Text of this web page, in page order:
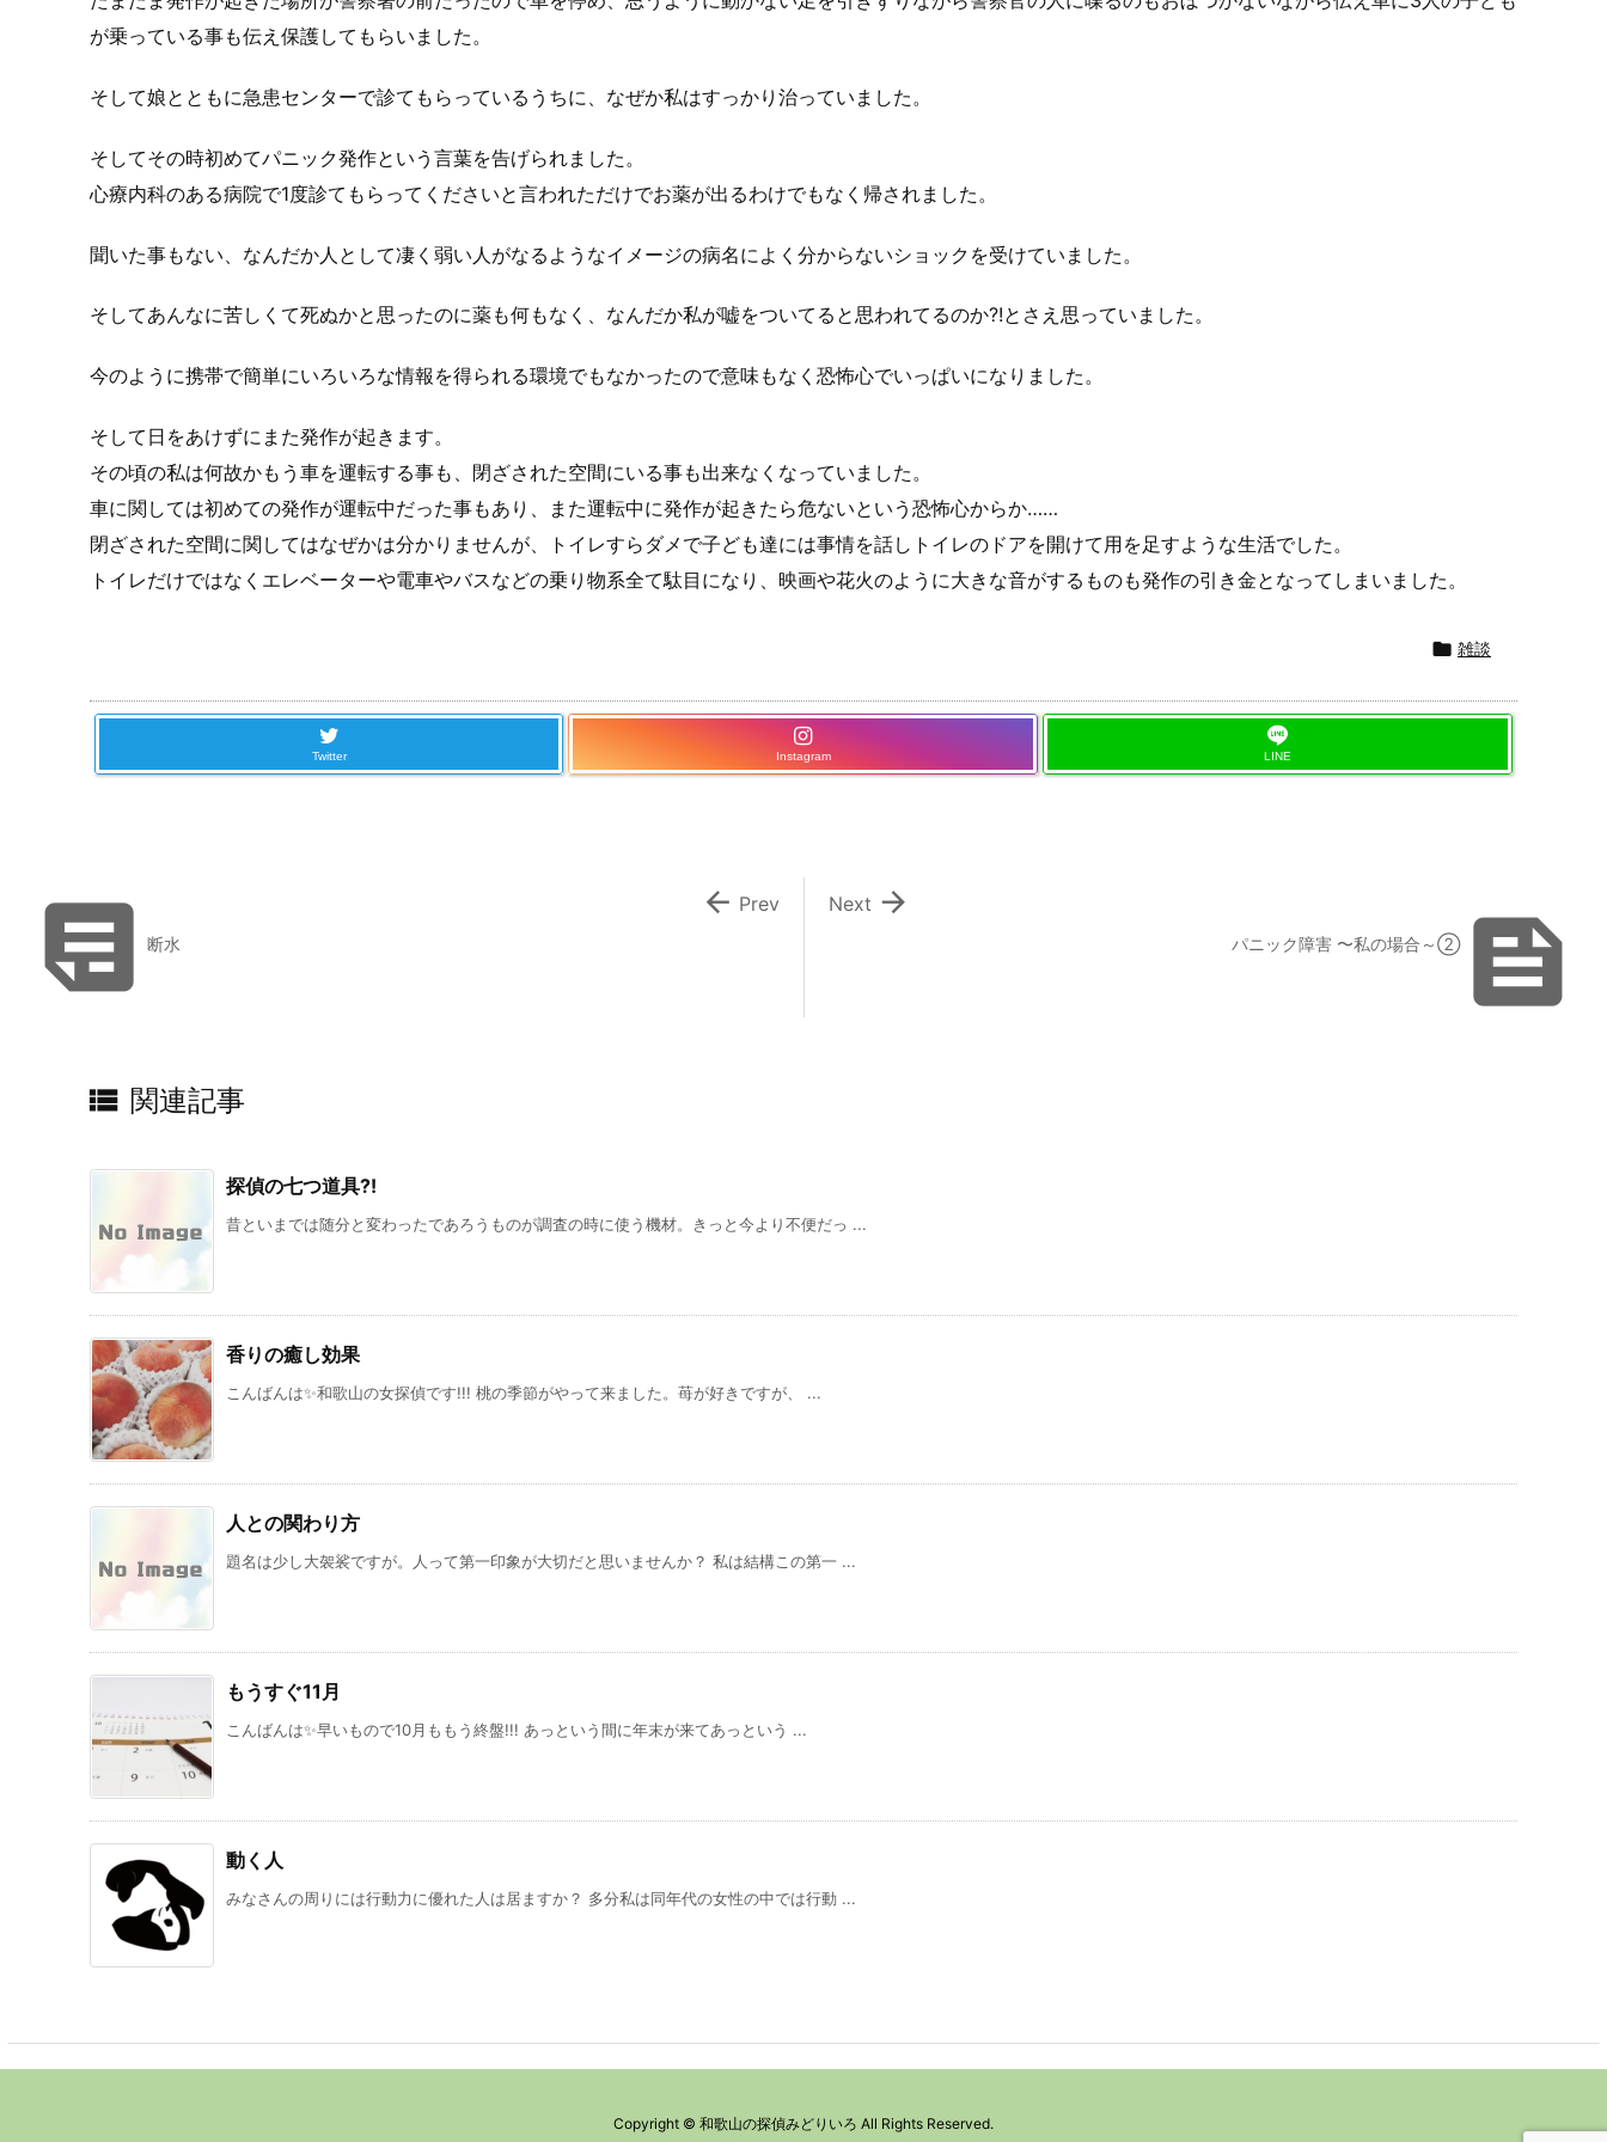
が乗っている事も伝え保護してもらいました。
そして娘とともに急患センターで診てもらっているうちに、なぜか私はすっかり治っていました。
そしてその時初めてパニック発作という言葉を告げられました。
心療内科のある病院で1度診てもらってくださいと言われただけでお薬が出るわけでもなく帰されました。
聞いた事もない、なんだか人として凄く弱い人がなるようなイメージの病名によく分からないショックを受けていました。
そしてあんなに苦しくて死ぬかと思ったのに薬も何もなく、なんだか私が嘘をついてると思われてるのか?!とさえ思っていました。
今のように携帯で簡単にいろいろな情報を得られる環境でもなかったので意味もなく恐怖心でいっぱいになりました。
そして日をあけずにまた発作が起きます。
その頃の私は何故かもう車を運転する事も、閉ざされた空間にいる事も出来なくなっていました。
車に関しては初めての発作が運転中だった事もあり、また運転中に発作が起きたら危ないという恐怖心からか……
閉ざされた空間に関してはなぜかは分かりませんが、トイレすらダメで子ども達には事情を話しトイレのドアを開けて用を足すような生活でした。
トイレだけではなくエレベーターや電車やバスなどの乗り物系全て駄目になり、映画や花火のように大きな音がするものも発作の引き金となってしまいました。
 雑談
Twitter Instagram LINE

パニック障害 〜私の場合～②

Next
断水
 Prev
 関連記事
探偵の七つ道具?!
昔といまでは随分と変わったであろうものが調査の時に使う機材。きっと今より不便だっ ...
香りの癒し効果
こんばんは✨和歌山の女探偵です!!! 桃の季節がやって来ました。苺が好きですが、 ...
人との関わり方
題名は少し大袈裟ですが。人って第一印象が大切だと思いませんか？ 私は結構この第一 ...
もうすぐ11月
こんばんは✨早いもので10月ももう終盤!!! あっという間に年末が来てあっという ...
動く人
みなさんの周りには行動力に優れた人は居ますか？ 多分私は同年代の女性の中では行動 ...
Copyright © 和歌山の探偵みどりいろ All Rights Reserved.